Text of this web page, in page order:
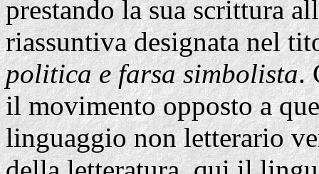
prestando la sua scrittura
riassuntiva designata nel
politica e farsa simbolista.
il movimento opposto a
linguaggio non letterario